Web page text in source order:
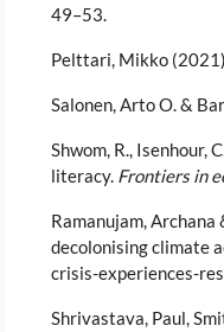
49–53.
Pelttari, Mikko
Salonen, Arto O. &
Shwom, R., Isenhour,
literacy. Frontiers in
Ramanujam,
decolonising climate
crisis-experiences-
Shrivastava, Paul,